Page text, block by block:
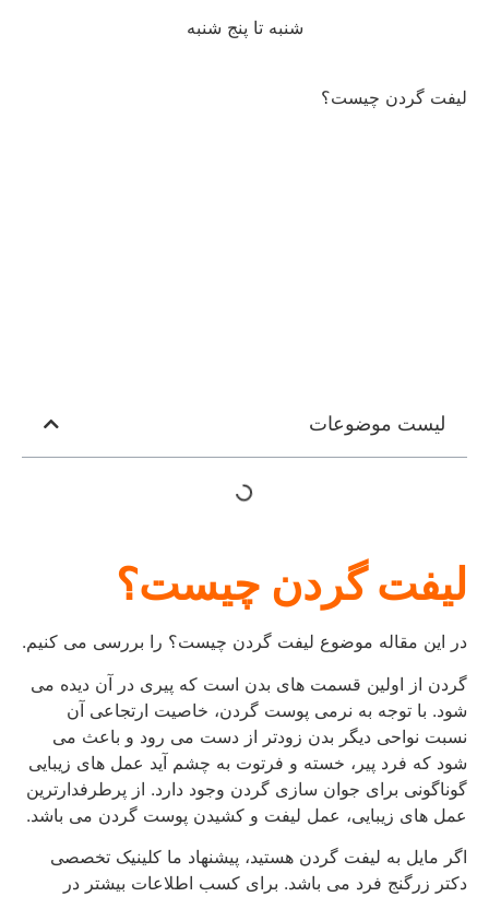
شنبه تا پنج شنبه
لیفت گردن چیست؟
لیست موضوعات
لیفت گردن چیست؟
در این مقاله موضوع لیفت گردن چیست؟ را بررسی می کنیم.
گردن از اولین قسمت های بدن است که پیری در آن دیده می
شود. با توجه به نرمی پوست گردن، خاصیت ارتجاعی آن
نسبت نواحی دیگر بدن زودتر از دست می رود و باعث می
شود که فرد پیر، خسته و فرتوت به چشم آید عمل های زیبایی
گوناگونی برای جوان سازی گردن وجود دارد. از پرطرفدارترین
عمل های زیبایی، عمل لیفت و کشیدن پوست گردن می باشد.
اگر مایل به لیفت گردن هستید، پیشنهاد ما کلینیک تخصصی
دکتر زرگنج فرد می باشد. برای کسب اطلاعات بیشتر در